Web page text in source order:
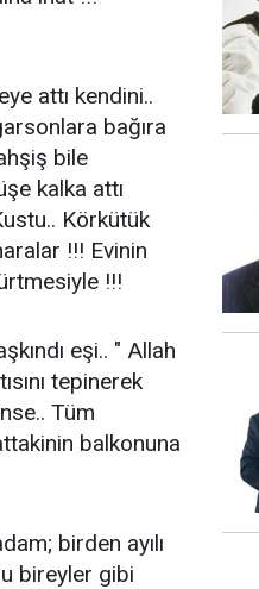
attı kendini..
bağıra
bile
kalka attı
Körkütük
!!! Evinin
!!!
eşi.. " Allah
tepinerek
Tüm
balkonuna
birden ayılı
bireyler gibi